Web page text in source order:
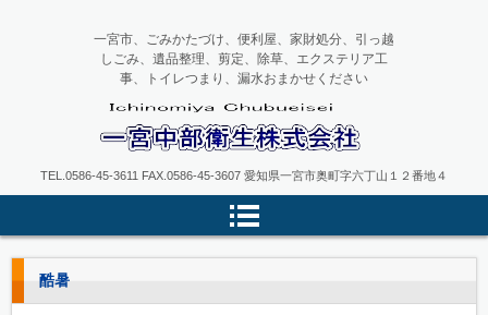
一宮中部衛生
一宮市、ごみかたづけ、便利屋、家財処分、引っ越
しごみ、遺品整理、剪定、除草、エクステリア工
事、トイレつまり、漏水おまかせください
TEL.0586-45-3611 FAX.0586-45-3607 愛知県一宮市奥町字六丁山１２番地４
酷暑